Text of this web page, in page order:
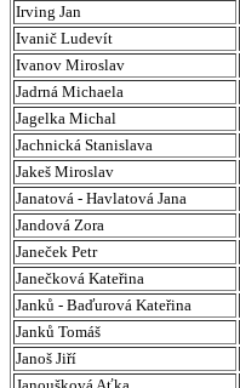
Irving Jan
Ivanič Ludevít
Ivanov Miroslav
Jadrná Michaela
Jagelka Michal
Jachnická Stanislava
Jakeš Miroslav
Janatová - Havlatová Jana
Jandová Zora
Janeček Petr
Janečková Kateřina
Janků - Baďurová Kateřina
Janků Tomáš
Janoš Jiří